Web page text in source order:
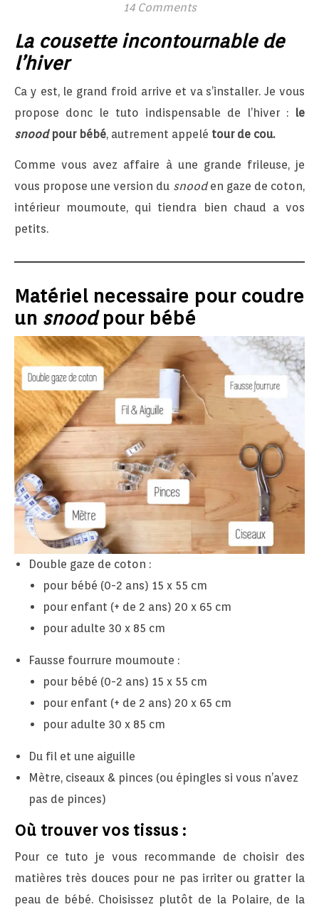
14 Comments
La cousette incontournable de
l’hiver
Ca y est, le grand froid arrive et va s’installer. Je vous
propose donc le tuto indispensable de l’hiver : le
snoodpour bébé, autrement appelé tour de cou.
Comme vous avez affaire à une grande frileuse, je
vous propose une version du snooden gaze de coton,
intérieur moumoute, qui tiendra bien chaud a vos
petits.
Matériel necessaire pour coudre
un snoodpour bébé
Double gaze de coton :
pour bébé (0-2 ans) 15 x 55 cm
pour enfant (+ de 2 ans) 20 x 65 cm
pour adulte 30 x 85 cm
Fausse fourrure moumoute :
pour bébé (0-2 ans) 15 x 55 cm
pour enfant (+ de 2 ans) 20 x 65 cm
pour adulte 30 x 85 cm
Du fil et une aiguille
Mètre, ciseaux & pinces (ou épingles si vous n’avez
pas de pinces)
Où trouver vos tissus :
Pour ce tuto je vous recommande de choisir des
matières très douces pour ne pas irriter ou gratter la
peau de bébé. Choisissez plutôt de la Polaire, de la